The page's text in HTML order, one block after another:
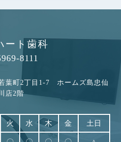
て
ート歯科
8111
葉町2丁目1-7 ホームズ島忠仙
店2階
火 水 木 金 土日